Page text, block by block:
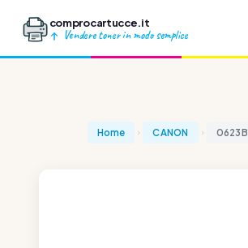
comprocartucce.it
Vendere toner in modo semplice
Home CANON